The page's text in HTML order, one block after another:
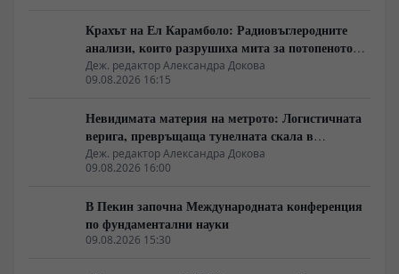
Крахът на Ел Карамболо: Радиовъглеродните
анализи, които разрушиха мита за потопеното
царство
Деж. редактор Александра Докова
09.08.2026 16:15
Невидимата материя на метрото: Логистичната
верига, превръщаща тунелната скала в
строителен ресурс
Деж. редактор Александра Докова
09.08.2026 16:00
В Пекин започна Международната конференция
по фундаментални науки
09.08.2026 15:30